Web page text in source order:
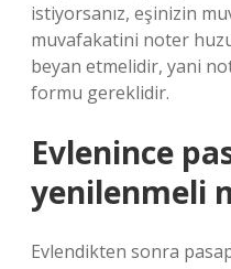
istiyorsanız, eşinizin
muvafakatini noter
beyan etmelidir, yani
formu gereklidir.
Evlenince
yenilenmeli
Evlendikten sonra